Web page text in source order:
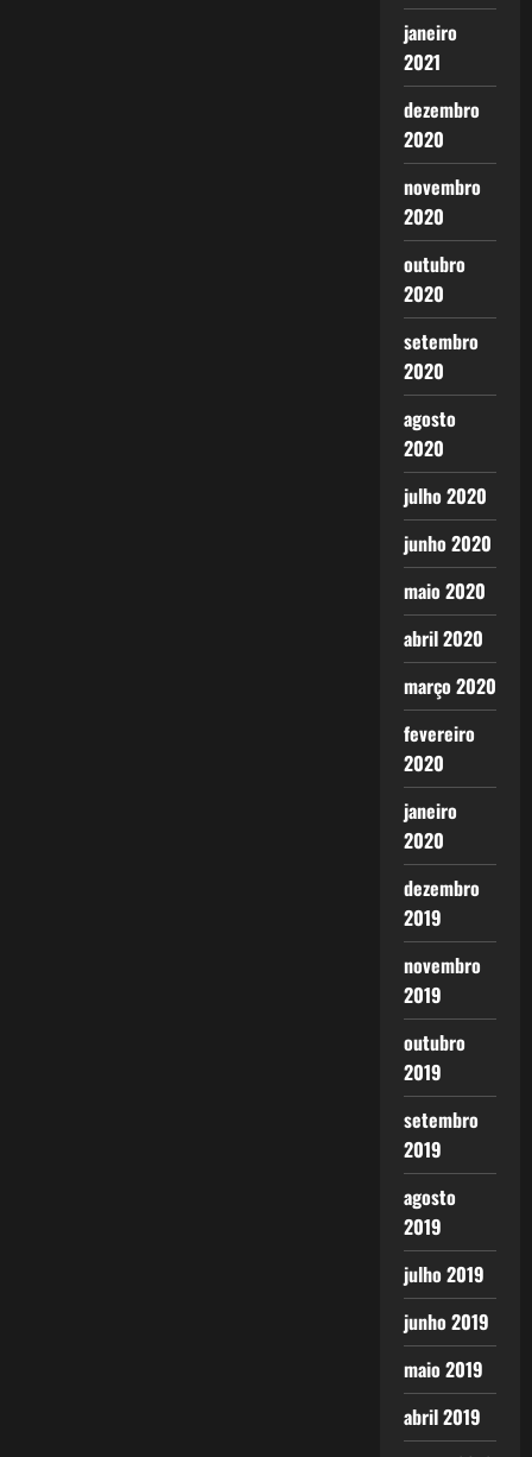
janeiro
2021
dezembro
2020
novembro
2020
outubro
2020
setembro
2020
agosto
2020
julho 2020
junho 2020
maio 2020
abril 2020
março 2020
fevereiro
2020
janeiro
2020
dezembro
2019
novembro
2019
outubro
2019
setembro
2019
agosto
2019
julho 2019
junho 2019
maio 2019
abril 2019